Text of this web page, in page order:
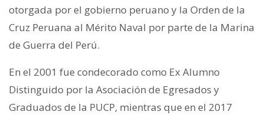
otorgada por el gobierno peruano y la Orden de la
Cruz Peruana al Mérito Naval por parte de la Marina
de Guerra del Perú.
En el 2001 fue condecorado como Ex Alumno
Distinguido por la Asociación de Egresados y
Graduados de la PUCP, mientras que en el 2017